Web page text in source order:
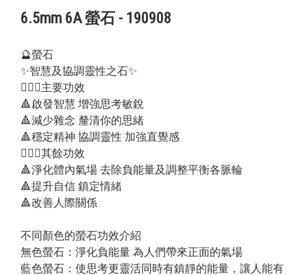
6.5mm 6A 螢石 - 190908
🔮螢石
✨智慧及協調靈性之石✨
💁🏻‍♀️主要功效
🔺啟發智慧 增強思考敏銳
🔺減少雜念 釐清你的思緒
🔺穩定精神 協調靈性 加強直覺感
💁🏻‍♂️其餘功效
🔺淨化體內氣場 去除負能量及調整平衡各脈輪
🔺提升自信 鎮定情緒
🔺改善人際關係
不同顏色的螢石功效介紹
無色螢石：淨化負能量 為人們帶來正面的氣場
藍色螢石：使思考更靈活同時有鎮靜的能量，讓人能有